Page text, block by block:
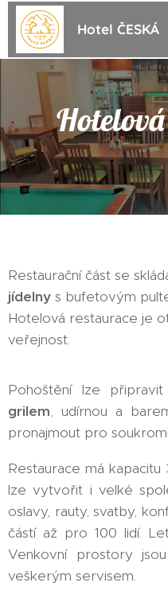
Hotel
Restaurační část se
jídelny s bufetovým
Hotelová restaurace je
veřejnost.
Pohoštění lze
grilem, udírnou a
pronajmout pro
Restaurace má
lze vytvořit i velké
oslavy, rauty, svatby,
částí až pro 100 lidí.
Venkovní prostory
veškerým servisem.